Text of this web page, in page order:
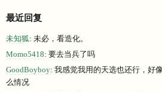
最近回复
未知狐: 未必，看造化。
Momo5418: 要去当兵了吗
GoodBoyboy: 我感觉我用的天选也还行，好
么情况